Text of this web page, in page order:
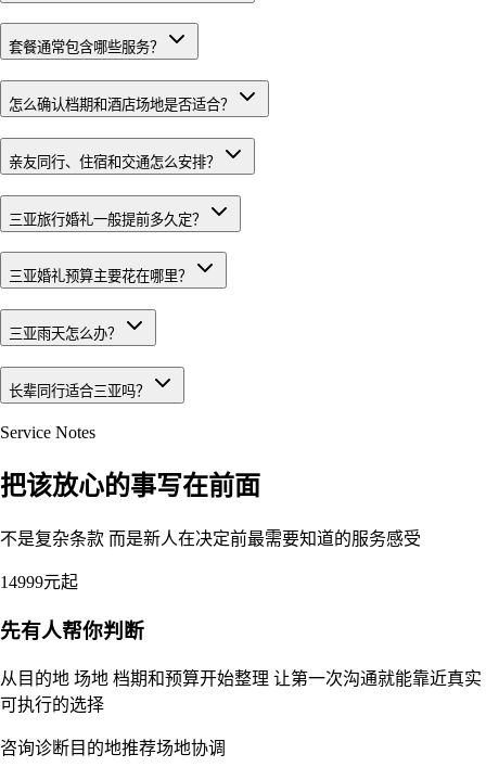
套餐通常包含哪些服务？
怎么确认档期和酒店场地是否适合？
亲友同行、住宿和交通怎么安排？
三亚旅行婚礼一般提前多久定？
三亚婚礼预算主要花在哪里？
三亚雨天怎么办？
长辈同行适合三亚吗？
Service Notes
把该放心的事写在前面
不是复杂条款 而是新人在决定前最需要知道的服务感受
14999元起
先有人帮你判断
从目的地 场地 档期和预算开始整理 让第一次沟通就能靠近真实
可执行的选择
咨询诊断目的地推荐场地协调